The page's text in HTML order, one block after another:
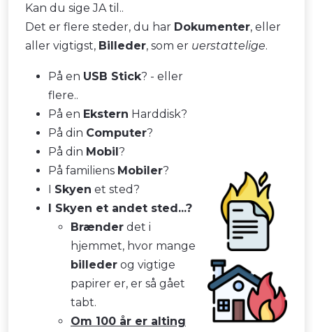
Kan du sige JA til..
Det er flere steder, du har Dokumenter, eller
aller vigtigst, Billeder, som er uerstattelige.
På en USB Stick? - eller
flere..
På en Ekstern Harddisk?
På din Computer?
På din Mobil?
På familiens Mobiler?
I Skyen et sted?
I Skyen et andet sted...?
Brænder det i
hjemmet, hvor mange
billeder og vigtige
papirer er, er så gået
tabt.
Om 100 år er alting